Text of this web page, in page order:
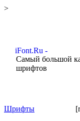
>
Самый большой
шрифтов
Шрифты